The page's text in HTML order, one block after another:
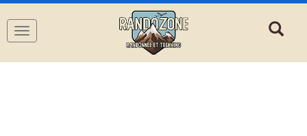
Navigation